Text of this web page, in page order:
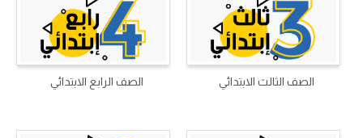
الصف الثالث الابتدائي الصف الرابع الابتدائي